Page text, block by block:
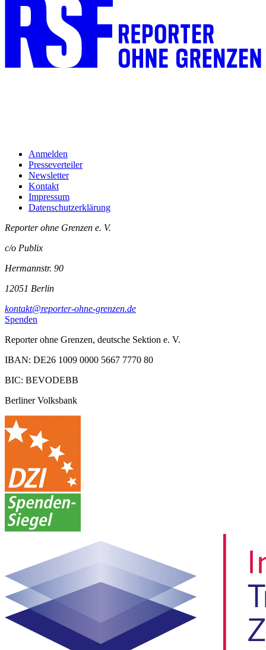
Anmelden
Presseverteiler
Newsletter
Kontakt
Impressum
Datenschutzerklärung
Reporter ohne Grenzen e. V.
c/o Publix
Hermannstr. 90
12051 Berlin
kontakt@reporter-ohne-grenzen.de
Spenden
Reporter ohne Grenzen, deutsche Sektion e. V.
IBAN: DE26 1009 0000 5667 7770 80
BIC: BEVODEBB
Berliner Volksbank